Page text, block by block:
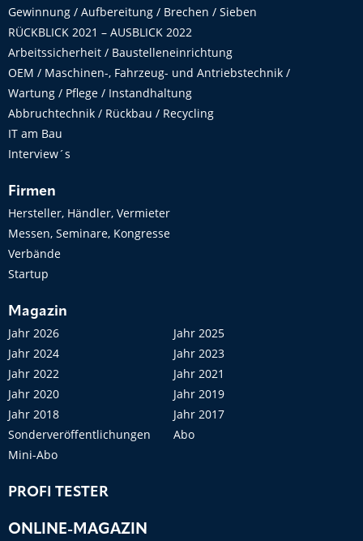
Gewinnung / Aufbereitung / Brechen / Sieben
RÜCKBLICK 2021 – AUSBLICK 2022
Arbeitssicherheit / Baustelleneinrichtung
OEM / Maschinen-, Fahrzeug- und Antriebstechnik /
Wartung / Pflege / Instandhaltung
Abbruchtechnik / Rückbau / Recycling
IT am Bau
Interview´s
Firmen
Hersteller, Händler, Vermieter
Messen, Seminare, Kongresse
Verbände
Startup
Magazin
Jahr 2026
Jahr 2025
Jahr 2024
Jahr 2023
Jahr 2022
Jahr 2021
Jahr 2020
Jahr 2019
Jahr 2018
Jahr 2017
Sonderveröffentlichungen
Abo
Mini-Abo
PROFI TESTER
ONLINE-MAGAZIN